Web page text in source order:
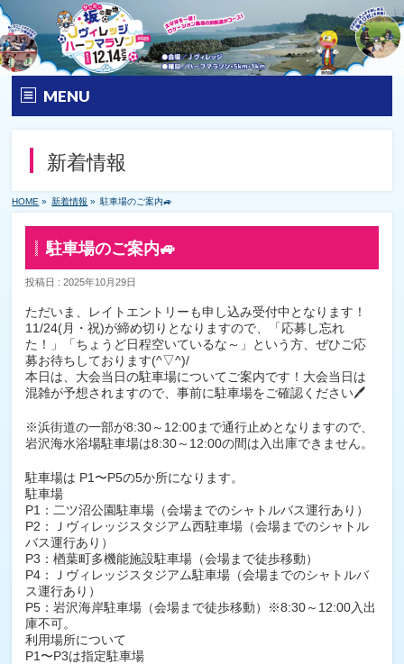
MENU
エントリー
Q&A | お問い合わせ
新着情報
HOME » 新着情報 » 駐車場のご案内🚙
駐車場のご案内🚙
投稿日 : 2025年10月29日
ただいま、レイトエントリーも申し込み受付中となります！
11/24(月・祝)が締め切りとなりますので、「応募し忘れ
た！」「ちょうど日程空いているな～」という方、ぜひご応
募お待ちしております(^▽^)/
本日は、大会当日の駐車場についてご案内です！大会当日は
混雑が予想されますので、事前に駐車場をご確認ください🖊
※浜街道の一部が8:30～12:00まで通行止めとなりますので、
岩沢海水浴場駐車場は8:30～12:00の間は入出庫できません。
駐車場は P1〜P5の5か所になります。
駐車場
P1：二ツ沼公園駐車場（会場までのシャトルバス運行あり）
P2：Ｊヴィレッジスタジアム西駐車場（会場までのシャトル
バス運行あり）
P3：楢葉町多機能施設駐車場（会場まで徒歩移動）
P4：Ｊヴィレッジスタジアム駐車場（会場までのシャトルバ
ス運行あり）
P5：岩沢海岸駐車場（会場まで徒歩移動）※8:30～12:00入出
庫不可。
利用場所について
P1〜P3は指定駐車場